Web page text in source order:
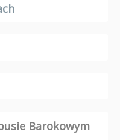
Barokowym